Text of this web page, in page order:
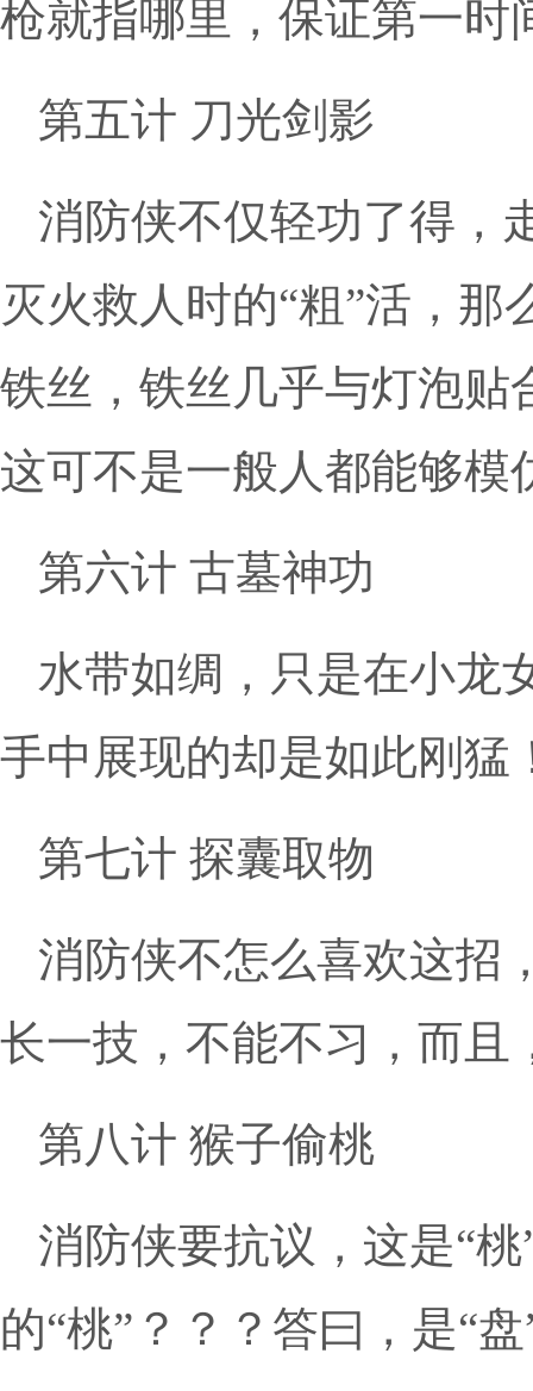
枪就指哪里，保证第一时
第五计 刀光剑影
消防侠不仅轻功了得，
灭火救人时的“粗”活，
铁丝，铁丝几乎与灯泡贴
这可不是一般人都能够模
第六计 古墓神功
水带如绸，只是在小龙
手中展现的却是如此刚猛
第七计 探囊取物
消防侠不怎么喜欢这招
长一技，不能不习，而且
第八计 猴子偷桃
消防侠要抗议，这是“
的“桃”？？？答曰，是“